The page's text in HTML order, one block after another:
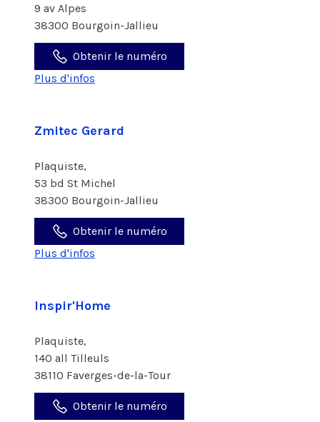
9 av Alpes
38300 Bourgoin-Jallieu
Obtenir le numéro
Plus d'infos
Zmitec Gerard
Plaquiste,
53 bd St Michel
38300 Bourgoin-Jallieu
Obtenir le numéro
Plus d'infos
Inspir'Home
Plaquiste,
140 all Tilleuls
38110 Faverges-de-la-Tour
Obtenir le numéro